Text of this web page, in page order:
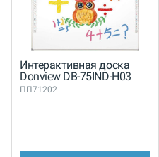
Интерактивная доска
Donview DB-75IND-H03
ПП71202